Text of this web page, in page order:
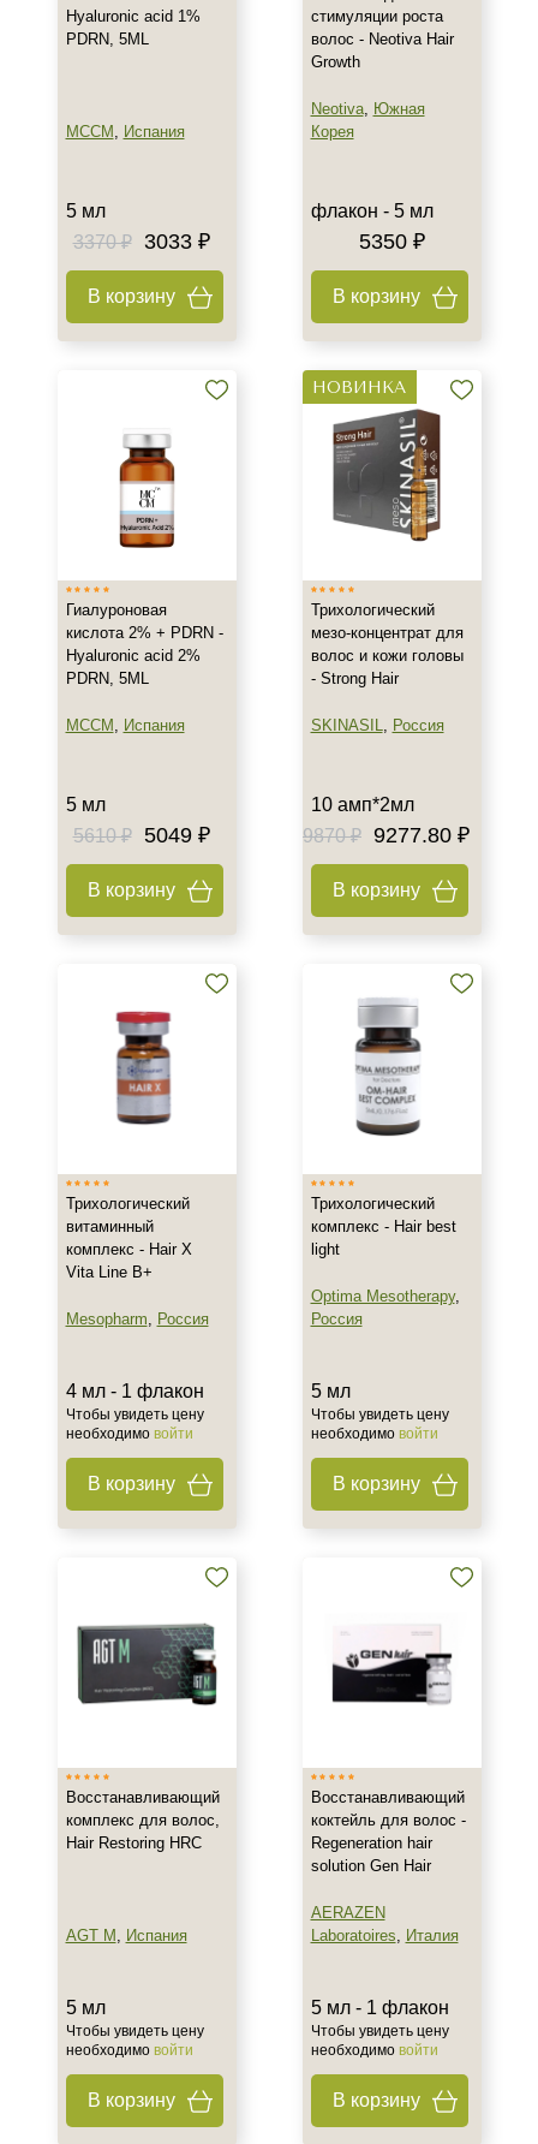
Hyaluronic acid 1%
PDRN, 5ML
MCCM , Испания
5 мл
3370 ₽
3033 ₽
В корзину
стимуляции роста
волос - Neotiva Hair
Growth
Neotiva, Южная
Корея
флакон - 5 мл
5350 ₽
В корзину
Гиалуроновая
кислота 2% + PDRN -
Hyaluronic acid 2%
PDRN, 5ML
MCCM , Испания
5 мл
5610 ₽
5049 ₽
В корзину
НОВИНКА
Трихологический
мезо-концентрат для
волос и кожи головы
- Strong Hair
SKINASIL, Россия
10 амп*2мл
9870 ₽ 9277.80 ₽
В корзину
Трихологический
витаминный
комплекс - Hair X
Vita Line B+
Mesopharm, Россия
4 мл - 1 флакон
Чтобы увидеть цену
необходимо войти
В корзину
Трихологический
комплекс - Hair best
light
Optima Mesotherapy,
Россия
5 мл
Чтобы увидеть цену
необходимо войти
В корзину
Восстанавливающий
комплекс для волос,
Hair Restoring HRC
AGT M , Испания
5 мл
Чтобы увидеть цену
необходимо войти
В корзину
Восстанавливающий
коктейль для волос -
Regeneration hair
solution Gen Hair
AERAZEN
Laboratoires, Италия
5 мл - 1 флакон
Чтобы увидеть цену
необходимо войти
В корзину
Не показывать предложение о консультации
+7 (495) 640-58-89
+7 (929) 933-09-89